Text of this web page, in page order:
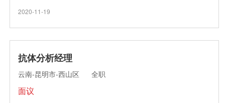
2020-11-19
抗体分析经理
云南-昆明市-西山区 全职
面议